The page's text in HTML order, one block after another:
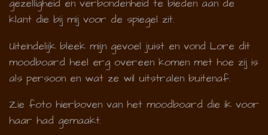
gezelligheid en verbondenheid te bieden aan de
klant die bij mij voor de spiegel zit.
Uiteindelijk bleek mijn gevoel juist en vond Lore dit
moodboard heel erg overeen komen met hoe zij is
als persoon en wat ze wil uitstralen buitenaf.
Zie foto hierboven van het moodboard die ik voor
haar had gemaakt.